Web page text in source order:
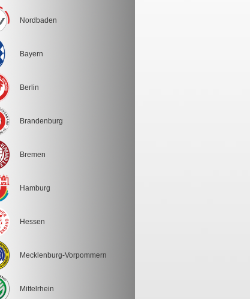
Nordbaden
Bayern
Berlin
Brandenburg
Bremen
Hamburg
Hessen
Mecklenburg-Vorpommern
Mittelrhein